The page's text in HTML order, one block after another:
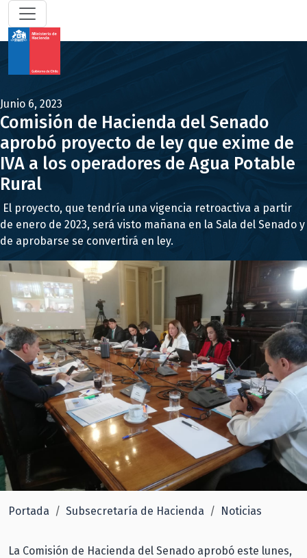
Junio 6, 2023
Comisión de Hacienda del Senado
aprobó proyecto de ley que exime de
IVA a los operadores de Agua Potable
Rural
El proyecto, que tendría una vigencia retroactiva a partir
de enero de 2023, será visto mañana en la Sala del Senado y
de aprobarse se convertirá en ley.
Portada Subsecretaría de Hacienda Noticias
La Comisión de Hacienda del Senado aprobó este lunes,